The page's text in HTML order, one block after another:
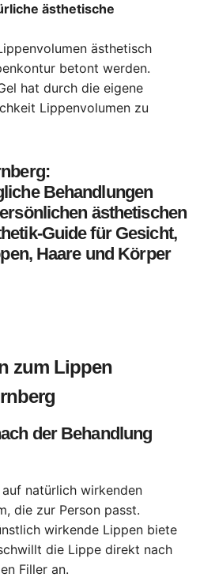
ästhetische
ästhetisch
betont werden.
hat durch die eigene
Lippenvolumen zu
Behandlungen
ästhetischen
Guide für Gesicht,
Haare und Körper
zum Lippen
der Behandlung
natürlich wirkenden
die zur Person passt.
wirkende Lippen biete
die Lippe direkt nach
Filler an.